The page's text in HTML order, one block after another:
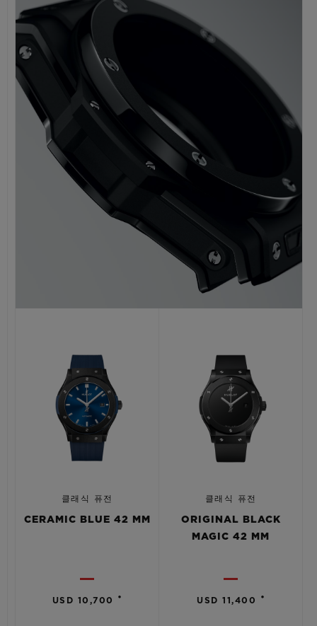
클래식 퓨전
CERAMIC BLUE 42 MM
USD 10,700 •
클래식 퓨전
ORIGINAL BLACK
MAGIC 42 MM
USD 11,400 •